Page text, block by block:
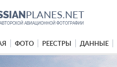
PLANES.NET
АВИАЦИОННОЙ ФОТОГРАФИИ
ФОТО РЕЕСТРЫ ДАННЫЕ